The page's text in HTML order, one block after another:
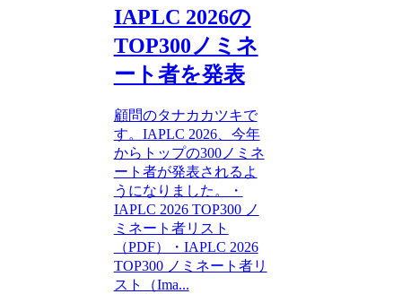
IAPLC 2026の
TOP300ノミネ
ート者を発表
顧問のタナカカツキで
す。IAPLC 2026、今年
からトップの300ノミネ
ート者が発表されるよ
うになりました。・
IAPLC 2026 TOP300 ノ
ミネート者リスト
（PDF）・IAPLC 2026
TOP300 ノミネート者リ
スト（Ima...